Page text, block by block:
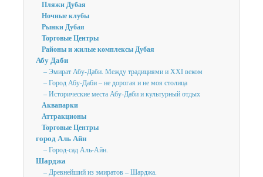
Пляжи Дубая
Ночные клубы
Рынки Дубая
Торговые Центры
Районы и жилые комплексы Дубая
Абу Даби
– Эмират Абу-Даби. Между традициями и XXI веком
– Город Абу-Даби – не дорогая и не моя столица
– Исторические места Абу-Даби и культурный отдых
Аквапарки
Аттракционы
Торговые Центры
город Аль Айн
– Город-сад Аль-Айн.
Шарджа
– Древнейший из эмиратов – Шарджа.